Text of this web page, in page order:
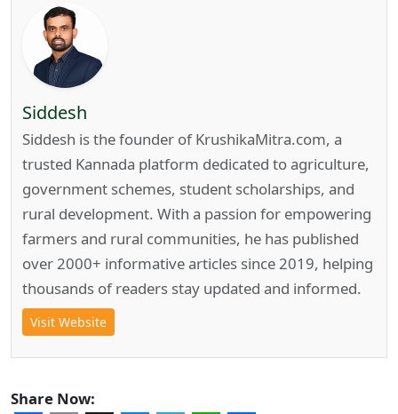
Siddesh
Siddesh is the founder of KrushikaMitra.com, a
trusted Kannada platform dedicated to agriculture,
government schemes, student scholarships, and
rural development. With a passion for empowering
farmers and rural communities, he has published
over 2000+ informative articles since 2019, helping
thousands of readers stay updated and informed.
Visit Website
Share Now: